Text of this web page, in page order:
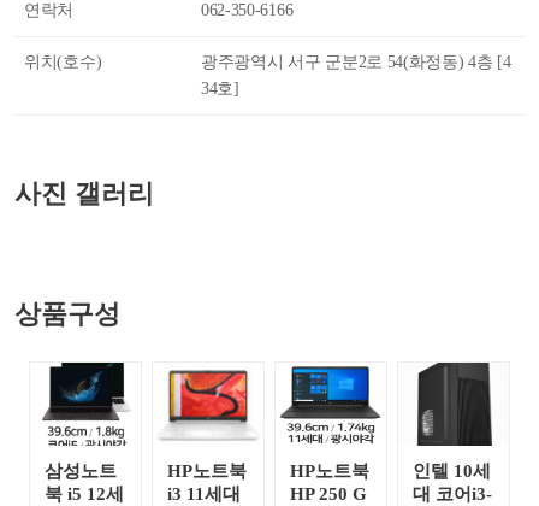
연락처 062-350-6166
위치(호수)
광주광역시 서구 군분2로 54(화정동) 4층 [4
34호]
사진 갤러리
상품구성
삼성노트
북 i5 12세
HP노트북
i3 11세대
HP노트북
HP 250 G
인텔 10세
대 코어i3-